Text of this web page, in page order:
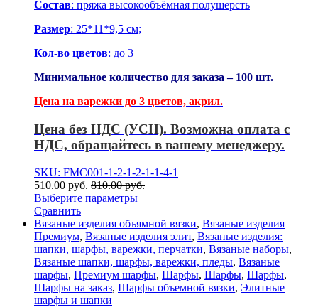
Состав: пряжа высокообъёмная полушерсть
Размер: 25*11*9,5 см;
Кол-во цветов: до 3
Минимальное количество для заказа – 100 шт.
Цена на варежки до 3 цветов, акрил.
Цена без НДС (УСН). Возможна оплата с
НДС, обращайтесь в вашему менеджеру.
SKU: FMC001-1-2-1-2-1-1-4-1
510.00 руб. 810.00руб.
Выберите параметры
Сравнить
Вязаные изделия объямной вязки, Вязаные изделия
Премиум, Вязаные изделия элит, Вязаные изделия:
шапки, шарфы, варежки, перчатки, Вязаные наборы,
Вязаные шапки, шарфы, варежки, пледы, Вязаные
шарфы, Премиум шарфы, Шарфы, Шарфы, Шарфы,
Шарфы на заказ, Шарфы объемной вязки, Элитные
шарфы и шапки